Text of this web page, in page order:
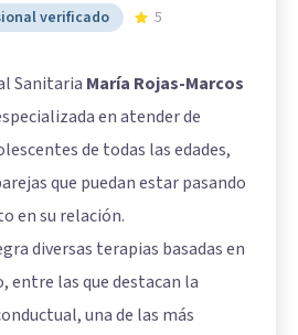
verificado 5
Sanitaria María Rojas-Marcos
en atender de
de todas las edades,
que puedan estar pasando
en su relación.
diversas terapias basadas en
las que destacan la
una de las más